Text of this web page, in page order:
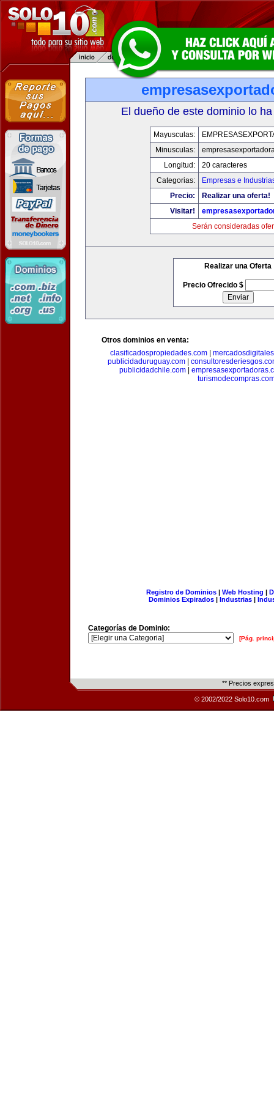
El dueño de este dominio lo
Mayusculas:
Minusculas:
Longitud:
20 caracteres
Categorias:
Empresas e
Precio:
Realizar una oferta!
Visitar!
Serán consideradas
Realizar una Oferta
Precio Ofrecido $
Otros dominios en venta:
clasificadospropiedades.com|
publicidaduruguay.com
publicidadchile.com|
Registro de Dominios| Web Hosting |
Dominios Expirados | Industrias |
Categorías de Dominio:
[Pág.
** Precios
© 2002/2022 Solo10.com